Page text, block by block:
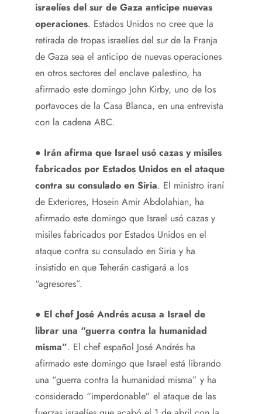
israelíes del sur de Gaza anticipe nuevas
operaciones. Estados Unidos no cree que la
retirada de tropas israelíes del sur de la Franja
de Gaza sea el anticipo de nuevas operaciones
en otros sectores del enclave palestino, ha
afirmado este domingo John Kirby, uno de los
portavoces de la Casa Blanca, en una entrevista
con la cadena ABC.
● Irán afirma que Israel usó cazas y misiles
fabricados por Estados Unidos en el ataque
contra su consulado en Siria. El ministro iraní
de Exteriores, Hosein Amir Abdolahian, ha
afirmado este domingo que Israel usó cazas y
misiles fabricados por Estados Unidos en el
ataque contra su consulado en Siria y ha
insistido en que Teherán castigará a los
“agresores”.
● El chef José Andrés acusa a Israel de
librar una “guerra contra la humanidad
misma”. El chef español José Andrés ha
afirmado este domingo que Israel está librando
una “guerra contra la humanidad misma” y ha
considerado “imperdonable” el ataque de las